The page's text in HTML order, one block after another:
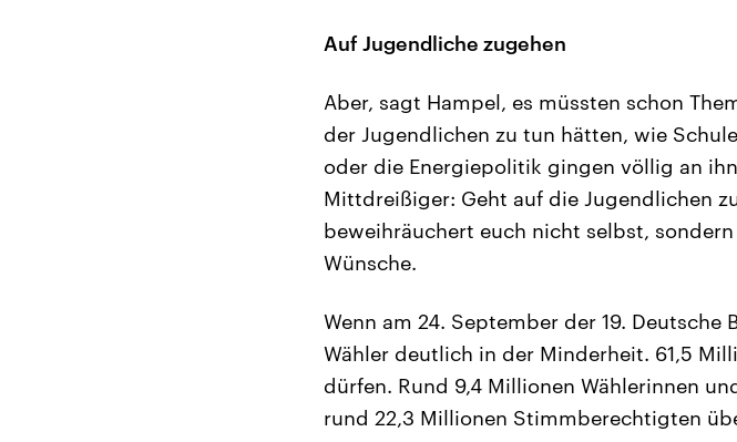
Auf Jugendliche zugehen
Aber, sagt Hampel, es müssten schon
der Jugendlichen zu tun hätten, wie
oder die Energiepolitik gingen völlig an
Mittdreißiger: Geht auf die Jugendlichen
beweihräuchert euch nicht selbst,
Wünsche.
Wenn am 24. September der 19.
Wähler deutlich in der Minderheit. 61,5
dürfen. Rund 9,4 Millionen Wählerinnen
rund 22,3 Millionen Stimmberechtigten